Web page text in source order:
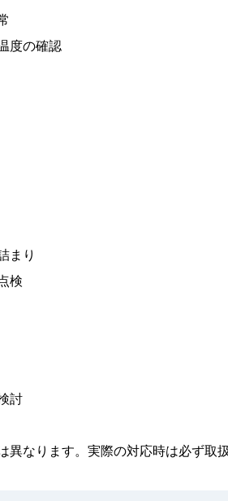
度の確認
まり
検
討
なります。実際の対応時は必ず取